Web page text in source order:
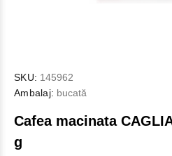
SKU: 145962
Ambalaj: bucată
Cafea macinata
g